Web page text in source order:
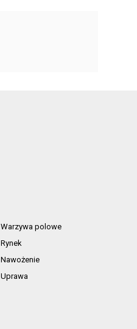
Warzywa polowe
Rynek
Nawożenie
Uprawa